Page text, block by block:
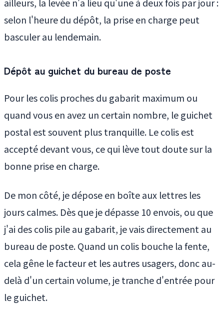
selon l'heure du dépôt, la prise en charge peut
basculer au lendemain.
Dépôt au guichet du bureau de poste
Pour les colis proches du gabarit maximum ou
quand vous en avez un certain nombre, le guichet
postal est souvent plus tranquille. Le colis est
accepté devant vous, ce qui lève tout doute sur la
bonne prise en charge.
De mon côté, je dépose en boîte aux lettres les
jours calmes. Dès que je dépasse 10 envois, ou que
j'ai des colis pile au gabarit, je vais directement au
bureau de poste. Quand un colis bouche la fente,
cela gêne le facteur et les autres usagers, donc au-
delà d'un certain volume, je tranche d'entrée pour
le guichet.